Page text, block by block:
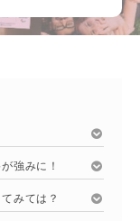
強みに！
みては？